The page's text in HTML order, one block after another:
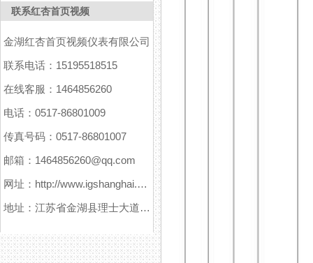
联系红杏首页视频
金湖红杏首页视频仪表有限公司
联系电话：15195518515
在线客服：1464856260
电话：0517-86801009
传真号码：0517-86801007
邮箱：1464856260@qq.com
网址：http://www.igshanghai.com
地址：江苏省金湖县理士大道61号